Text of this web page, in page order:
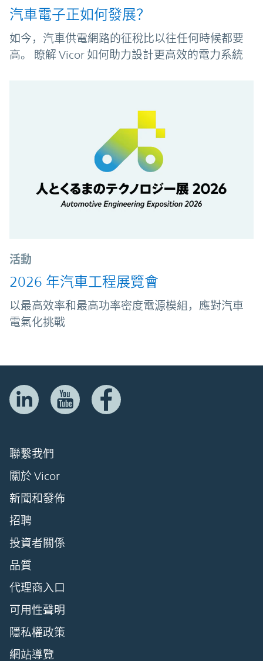
汽車電子正如何發展？
如今，汽車供電網路的征稅比以往任何時候都要
高。 瞭解 Vicor 如何助力設計更高效的電力系統
活動
2026 年汽車工程展覽會
以最高效率和最高功率密度電源模組，應對汽車
電氣化挑戰
聯繫我們
關於 Vicor
新聞和發佈
招聘
投資者關係
品質
代理商入口
可用性聲明
隱私權政策
網站導覽